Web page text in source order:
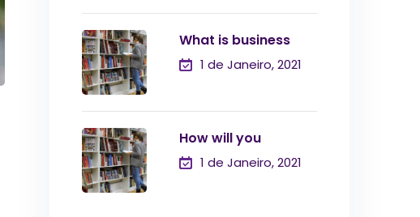
What is business
1 de Janeiro, 2021
How will you
1 de Janeiro, 2021